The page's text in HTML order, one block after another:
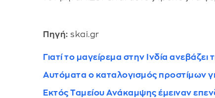
Πηγή: skai.gr
Γιατί το μαγείρεμα στην Ινδία
Αυτόματα ο καταλογισμός προστίμων
Εκτός Ταμείου Ανάκαμψης έμειναν